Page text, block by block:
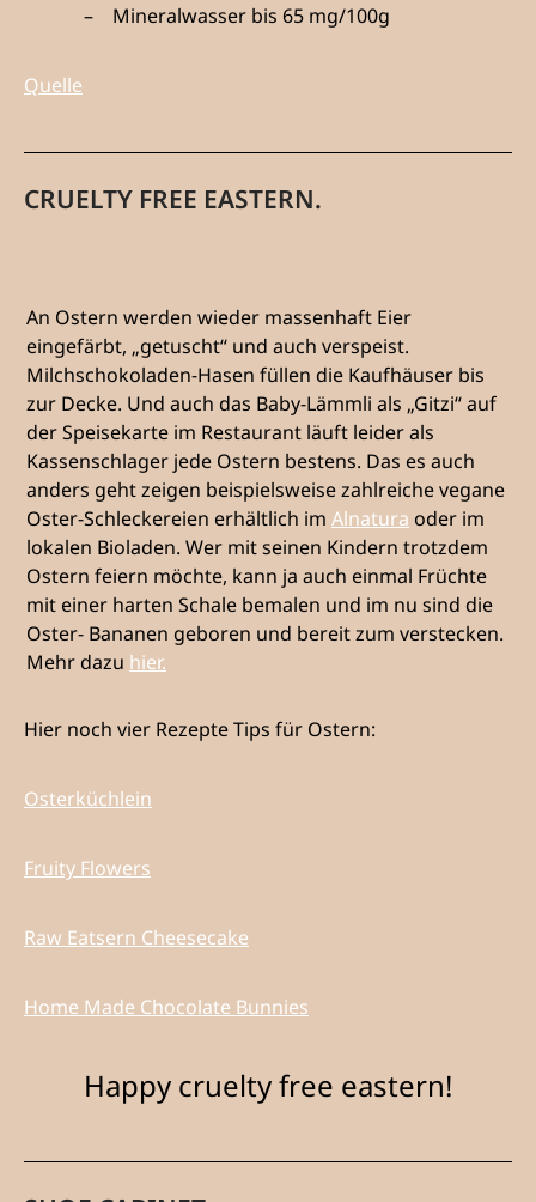
Mineralwasser bis 65 mg/100g
Quelle
CRUELTY FREE EASTERN.
An Ostern werden wieder massenhaft Eier
eingefärbt, „getuscht“ und auch verspeist.
Milchschokoladen-Hasen füllen die Kaufhäuser bis
zur Decke. Und auch das Baby-Lämmli als „Gitzi“ auf
der Speisekarte im Restaurant läuft leider als
Kassenschlager jede Ostern bestens. Das es auch
anders geht zeigen beispielsweise zahlreiche vegane
Oster-Schleckereien erhältlich im Alnatura oder im
lokalen Bioladen. Wer mit seinen Kindern trotzdem
Ostern feiern möchte, kann ja auch einmal Früchte
mit einer harten Schale bemalen und im nu sind die
Oster- Bananen geboren und bereit zum verstecken.
Mehr dazu hier.
Hier noch vier Rezepte Tips für Ostern:
Osterküchlein
Fruity Flowers
Raw Eatsern Cheesecake
Home Made Chocolate Bunnies
Happy cruelty free eastern!